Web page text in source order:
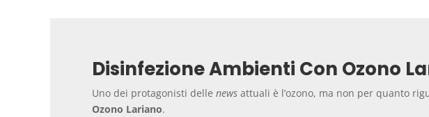
Disinfezione Ambienti Con Ozono
Uno dei protagonisti delle news attuali è l’ozono, ma non per quanto
Ozono Lariano.